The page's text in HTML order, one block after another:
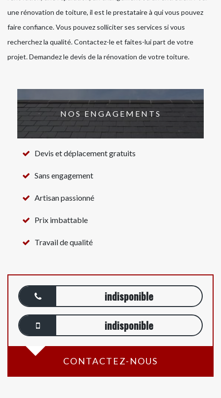
une rénovation de toiture, il est le prestataire à qui vous pouvez
faire confiance. Vous pouvez solliciter ses services si vous
recherchez la qualité. Contactez-le et faites-lui part de votre
projet. Demandez le devis de la rénovation de votre toiture.
NOS ENGAGEMENTS
Devis et déplacement gratuits
Sans engagement
Artisan passionné
Prix imbattable
Travail de qualité
indisponible
indisponible
CONTACTEZ-NOUS